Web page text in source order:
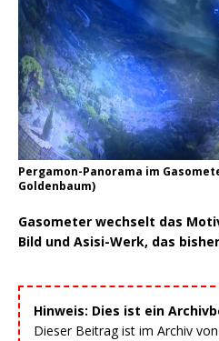
Pergamon-Panorama im
Goldenbaum)
Gasometer wechselt das
Bild und Asisi-Werk, das
Hinweis: Dies ist ein
Dieser Beitrag ist im Archiv